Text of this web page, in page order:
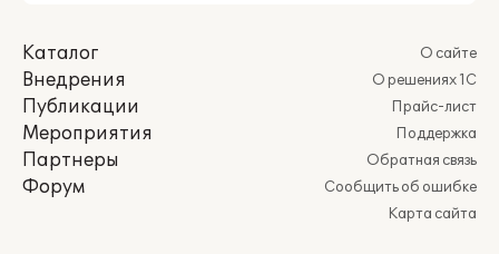
Каталог
Внедрения
Публикации
Мероприятия
Партнеры
Форум
О сайте
О решениях 1С
Прайс-лист
Поддержка
Обратная связь
Сообщить об ошибке
Карта сайта